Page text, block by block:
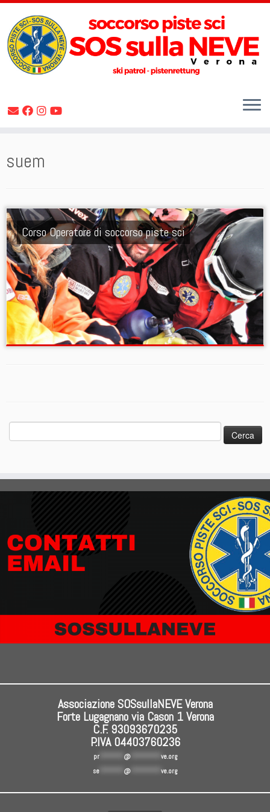
tosuem
Corso Operatore di soccorso piste sci
per:
Associazione SOSsullaNEVE Verona
Forte Lugagnano via Cason 1 Verona
C.F. 93093670235
P.IVA 04403760236
pr******** @********** ve.org
se
@ ve.org